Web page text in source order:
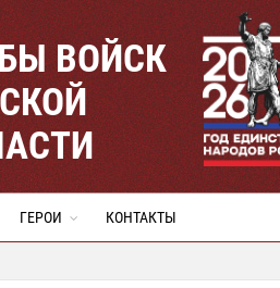
ВОЙСК
ГЕРОИ КОНТАКТЫ